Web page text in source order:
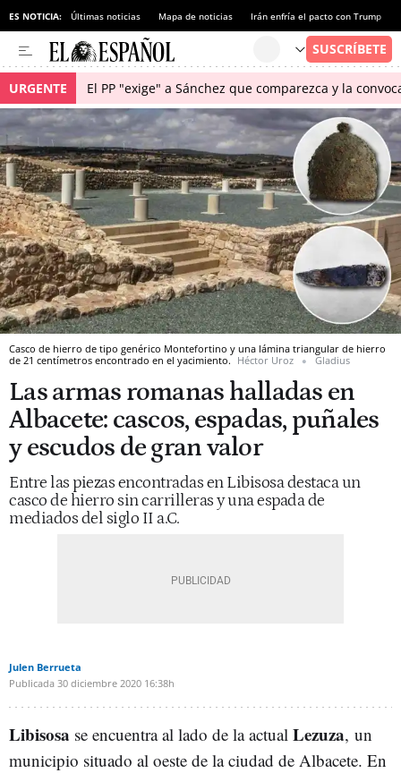
ES NOTICIA: Últimas noticias Mapa de noticias Irán enfría el pacto con Trump
URGENTE El PP "exige" a Sánchez que comparezca y la
Casco de hierro de tipo genérico Montefortino y una lámina triangular de hierro
de 21 centímetros encontrado en el yacimiento. Héctor Uroz Gladius
Las armas romanas halladas en
Albacete: cascos, espadas, puñales
y escudos de gran valor
Entre las piezas encontradas en Libisosa destaca un
casco de hierro sin carrilleras y una espada de
mediados del siglo II a.C.
Julen Berrueta
Publicada 30 diciembre 2020 16:38h
Libisosa se encuentra al lado de la actual Lezuza, un
municipio situado al oeste de la ciudad de Albacete. En